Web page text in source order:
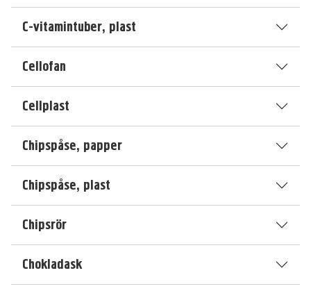
C-vitamintuber, plast
Cellofan
Cellplast
Chipspåse, papper
Chipspåse, plast
Chipsrör
Chokladask